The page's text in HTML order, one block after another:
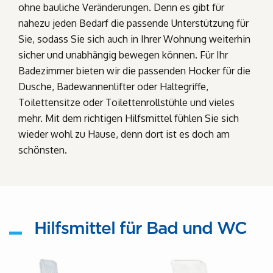
ohne bauliche Veränderungen. Denn es gibt für
nahezu jeden Bedarf die passende Unterstützung für
Sie, sodass Sie sich auch in Ihrer Wohnung weiterhin
sicher und unabhängig bewegen können. Für Ihr
Badezimmer bieten wir die passenden Hocker für die
Dusche, Badewannenlifter oder Haltegriffe,
Toilettensitze oder Toilettenrollstühle und vieles
mehr. Mit dem richtigen Hilfsmittel fühlen Sie sich
wieder wohl zu Hause, denn dort ist es doch am
schönsten.
Hilfsmittel für Bad und WC